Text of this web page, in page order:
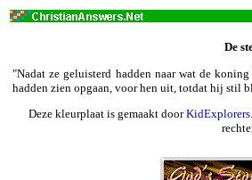
De
"Nadat ze geluisterd hadden naar wat de
hadden zien opgaan, voor hen uit, totdat hij stil
Deze kleurplaat is gemaakt door